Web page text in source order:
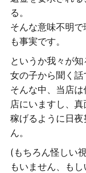
る。
そんな意味不明
も事実です。
というか我々が
女の子から聞く話
そんな中、当店
店にいますし、
稼げるように日
ん。
(もちろん怪しい
もいません、も